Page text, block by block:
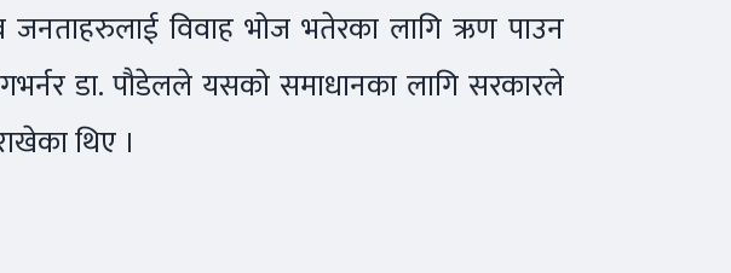
जनताहरुलाई विवाह भोज भतेरका लागि ऋण पाउन
डा. पौडेलले यसको समाधानका लागि सरकारले
थिए ।